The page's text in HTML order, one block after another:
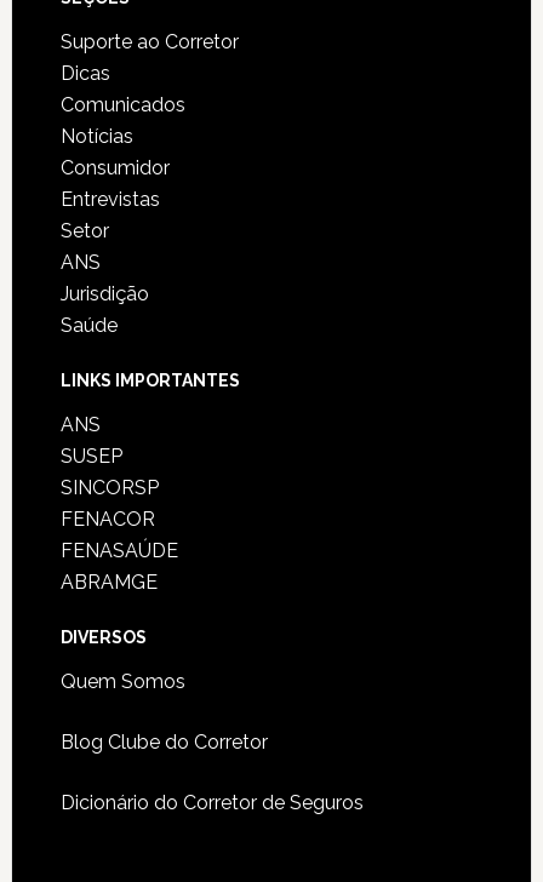
Suporte ao Corretor
Dicas
Comunicados
Notícias
Consumidor
Entrevistas
Setor
ANS
Jurisdição
Saúde
LINKS IMPORTANTES
ANS
SUSEP
SINCORSP
FENACOR
FENASAÚDE
ABRAMGE
DIVERSOS
Quem Somos
Blog Clube do Corretor
Dicionário do Corretor de Seguros